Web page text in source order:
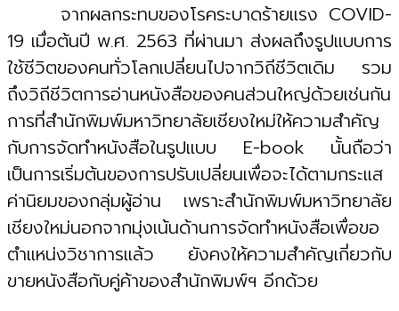
จากผลกระทบของโรคระบาดร้ายแรง COVID-
19 เมื่อต้นปี พ.ศ. 2563 ที่ผ่านมา ส่งผลถึงรูปแบบการ
ใช้ชีวิตของคนทั่วโลกเปลี่ยนไปจากวิถีชีวิตเดิม รวม
ถึงวิถีชีวิตการอ่านหนังสือของคนส่วนใหญ่ด้วยเช่นกัน
การที่สำนักพิมพ์มหาวิทยาลัยเชียงใหม่ให้ความสำคัญ
กับการจัดทำหนังสือในรูปแบบ E-book นั้นถือว่า
เป็นการเริ่มต้นของการปรับเปลี่ยนเพื่อจะได้ตามกระแส
ค่านิยมของกลุ่มผู้อ่าน เพราะสำนักพิมพ์มหาวิทยาลัย
เชียงใหม่นอกจากมุ่งเน้นด้านการจัดทำหนังสือเพื่อขอ
ตำแหน่งวิชาการแล้ว ยังคงให้ความสำคัญเกี่ยวกับ
ขายหนังสือกับคู่ค้าของสำนักพิมพ์ฯ อีกด้วย